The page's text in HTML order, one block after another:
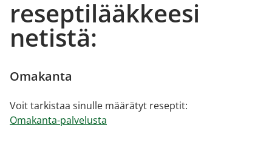
reseptilääkkeesi
netistä:
Omakanta
Voit tarkistaa sinulle määrätyt reseptit:
Omakanta-palvelusta